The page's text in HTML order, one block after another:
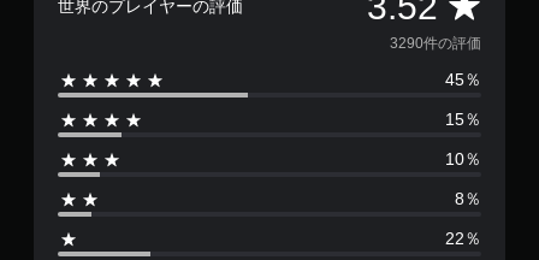
世界のプレイヤーの評価
価
数
は
2
3290件の評価
45％
15％
10％
8％
22％